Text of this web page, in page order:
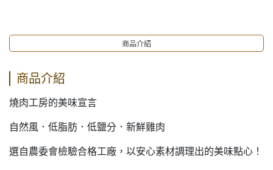
商品介紹
商品介紹
燒肉工房的美味宣言
自然風．低脂肪．低鹽分．新鮮雞肉
選自農委會檢驗合格工廠，以安心素材調理出的美味點心！